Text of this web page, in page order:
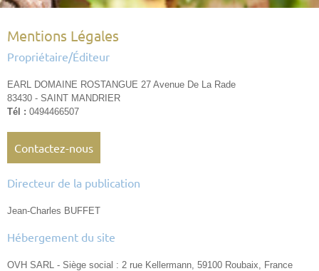
Mentions Légales
Propriétaire/Éditeur
EARL DOMAINE ROSTANGUE 27 Avenue De La Rade
83430 - SAINT MANDRIER
Tél : 0494466507
Contactez-nous
Directeur de la publication
Jean-Charles BUFFET
Hébergement du site
OVH SARL - Siège social : 2 rue Kellermann, 59100 Roubaix, France